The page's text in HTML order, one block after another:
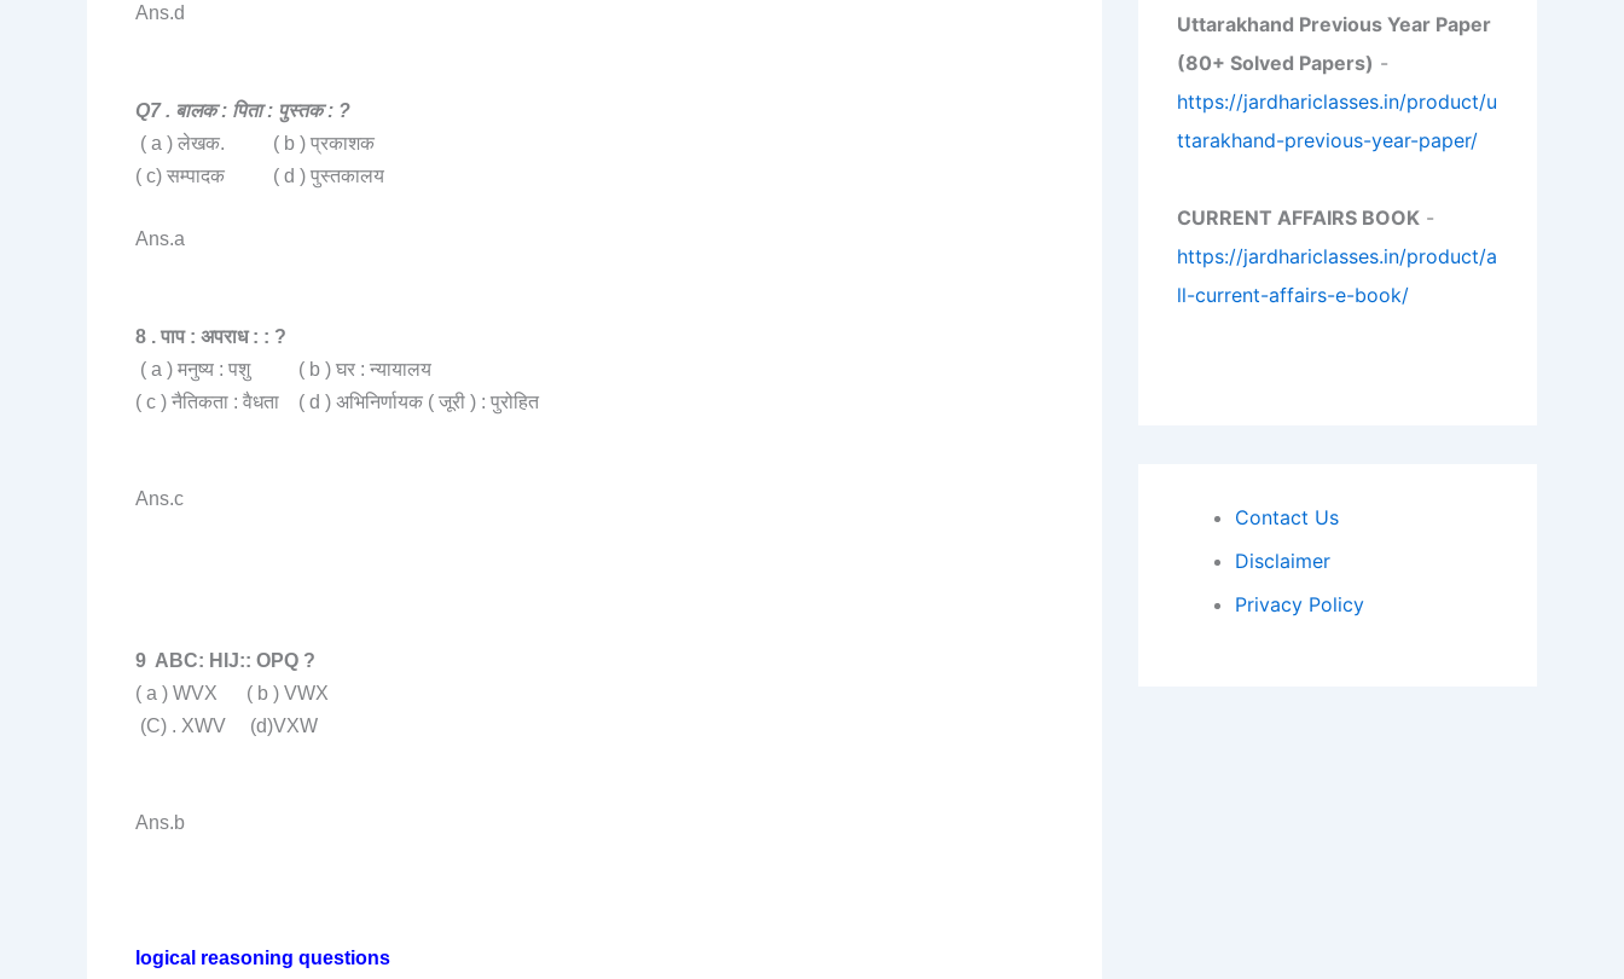
Ans.d
Q7 . बालक : पिता : पुस्तक : ?
( a ) लेखक. ( b ) प्रकाशक
( c) सम्पादक ( d ) पुस्तकालय
Ans.a
8 . पाप : अपराध : : ?
( a ) मनुष्य : पशु ( b ) घर : न्यायालय
( c ) नैतिकता : वैधता ( d ) अभिनिर्णायक ( जूरी ) : पुरोहित
Ans.c
9 ABC: HIJ:: OPQ ?
( a ) WVX ( b ) VWX
(C) . XWV (d)VXW
Ans.b
logical reasoning questions
Uttarakhand Previous Year Paper
(80+ Solved Papers) -
https://jardhariclasses.in/product/u
ttarakhand-previous-year-paper/
CURRENT AFFAIRS BOOK -
https://jardhariclasses.in/product/a
ll-current-affairs-e-book/
Contact Us
Disclaimer
Privacy Policy